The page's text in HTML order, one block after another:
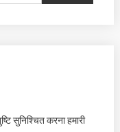
सुनिश्चित करना हमारी